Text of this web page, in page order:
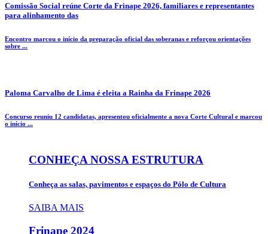
Comissão Social reúne Corte da Frinape 2026, familiares e representantes
para alinhamento das
Encontro marcou o início da preparação oficial das soberanas e reforçou orientações
sobre ...
Paloma Carvalho de Lima é eleita a Rainha da Frinape 2026
Concurso reuniu 12 candidatas, apresentou oficialmente a nova Corte Cultural e marcou
o início ...
CONHEÇA NOSSA ESTRUTURA
Conheça as salas, pavimentos e espaços do Pólo de Cultura
SAIBA MAIS
Frinape 2024